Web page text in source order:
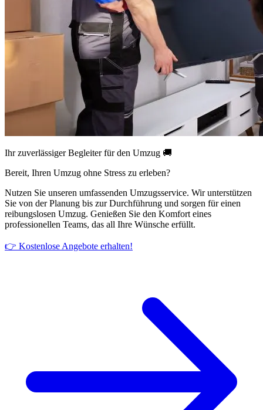
Ihr zuverlässiger Begleiter für den Umzug 🚚
Bereit, Ihren Umzug ohne Stress zu erleben?
Nutzen Sie unseren umfassenden Umzugsservice. Wir unterstützen
Sie von der Planung bis zur Durchführung und sorgen für einen
reibungslosen Umzug. Genießen Sie den Komfort eines
professionellen Teams, das all Ihre Wünsche erfüllt.
👉 Kostenlose Angebote erhalten!